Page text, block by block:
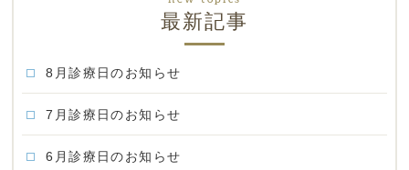
最新記事
8月診療日のお知らせ
7月診療日のお知らせ
6月診療日のお知らせ